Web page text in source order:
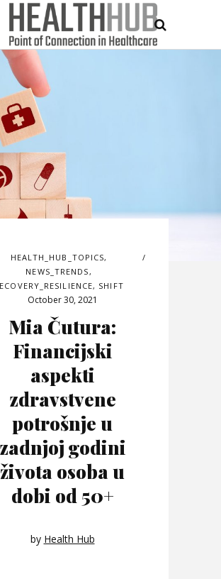
HEALTH_HUB_TOPICS,
NEWS_TRENDS ,
, SHIFT
October 30, 2021
Mia Čutura:
Financijski
aspekti
zdravstvene
potrošnje u
zadnjoj godini
života osoba u
dobi od 50+
by Health Hub